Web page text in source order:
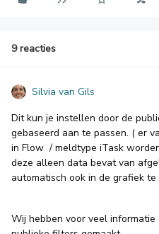
9 reacties
Silvia van Gils
Dit kun je instellen door de
gebaseerd aan te passen. ( er
in Flow / meldtype iTask
deze alleen data bevat van
automatisch ook in de grafiek te
Wij hebben voor veel